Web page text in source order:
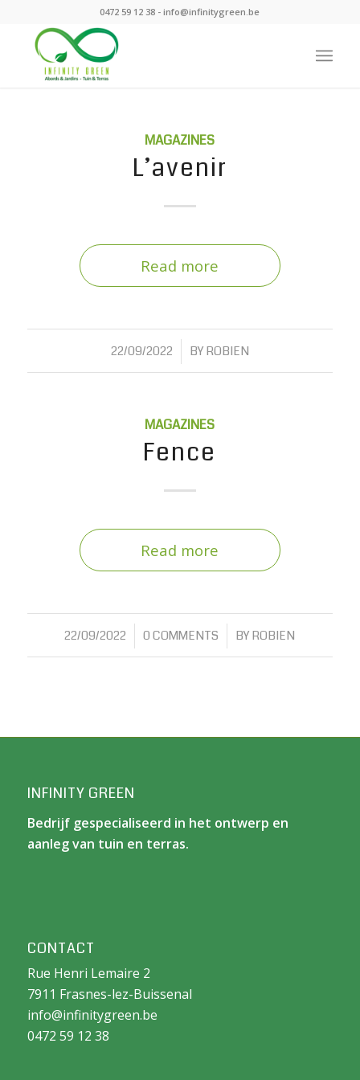
0472 59 12 38 -info@infinitygreen.be
MAGAZINES
L’avenir
Read more
22/09/2022
/ BYROBIEN
MAGAZINES
Fence
Read more
22/09/2022
/ 0 COMMENTS
/ BYROBIEN
INFINITY GREEN
Bedrijf gespecialiseerd in het ontwerp en
aanleg van tuin en terras.
CONTACT
Rue Henri Lemaire 2
7911 Frasnes-lez-Buissenal
info@infinitygreen.be
0472 59 12 38